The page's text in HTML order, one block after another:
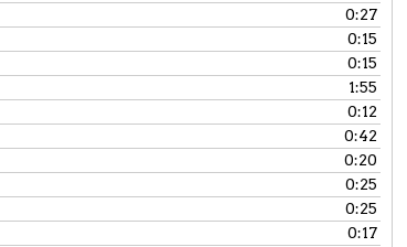
0:27
0:15
0:15
1:55
0:12
0:42
0:20
0:25
0:25
0:17